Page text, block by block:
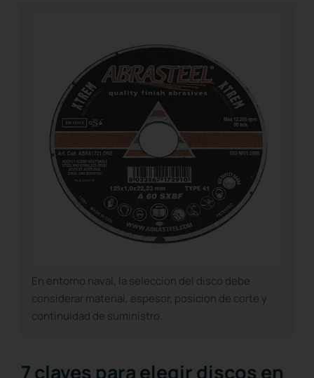
En entorno naval, la seleccion del disco debe
considerar material, espesor, posicion de corte y
continuidad de suministro.
7 claves para elegir discos en